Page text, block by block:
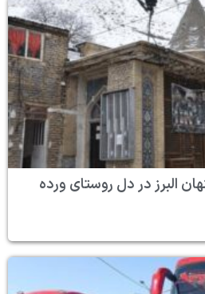
البرز در دل روستای ورده